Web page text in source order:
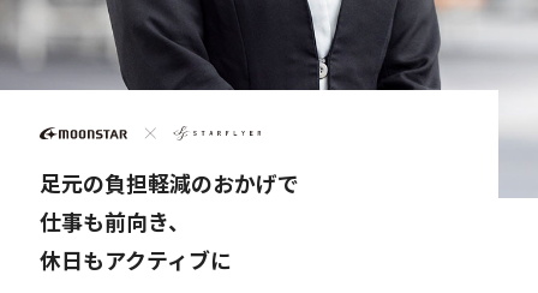
足元の負担軽減のおかげで
仕事も前向き、
休日もアクティブに